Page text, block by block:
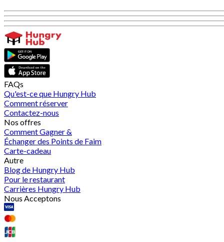
FAQs
Qu'est-ce que Hungry Hub
Comment réserver
Contactez-nous
Nos offres
Comment Gagner &
Échanger des Points de Faim
Carte-cadeau
Autre
Blog de Hungry Hub
Pour le restaurant
Carrières Hungry Hub
Nous Acceptons